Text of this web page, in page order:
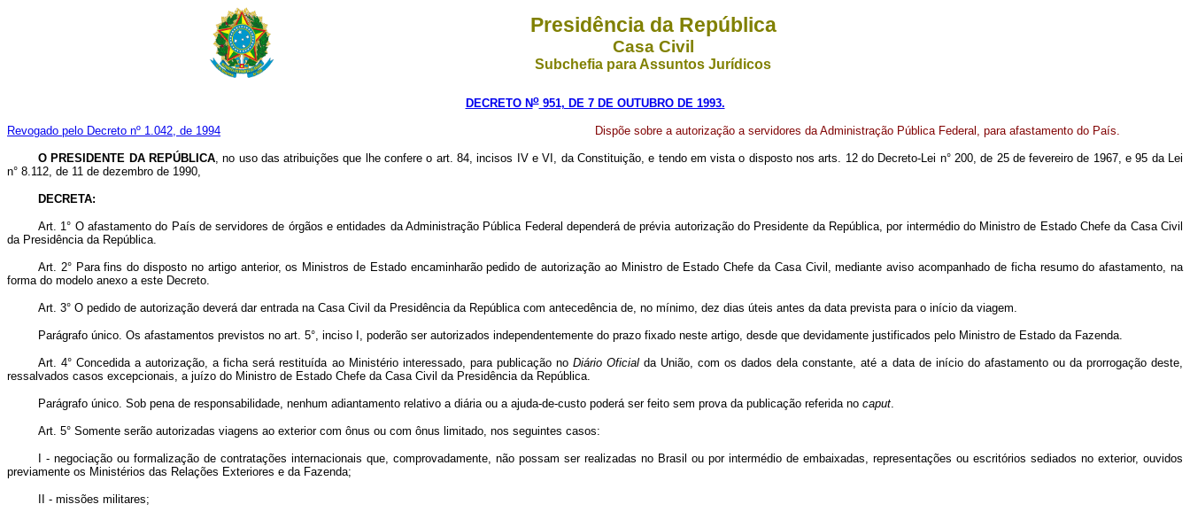
Presidência da República
Casa Civil
Subchefia para Assuntos Jurídicos
DECRETO No951, DE 7 DE OUTUBRO DE 1993.
Revogado pelo Decreto nº 1.042, de 1994 Dispõe sobre a autorização a servidores da Administração Pública Federal, para afastamento do País.
O PRESIDENTE DA REPÚBLICA, no uso das atribuições que lhe confere o art. 84, incisos IV e VI, da Constituição, e tendo em vista o disposto nos arts. 12 do Decreto-Lei n° 200, de 25 de fevereiro de 1967, e 95 da Lei
n° 8.112, de 11 de dezembro de 1990,
DECRETA:
Art. 1° O afastamento do País de servidores de órgãos e entidades da Administração Pública Federal dependerá de prévia autorização do Presidente da República, por intermédio do Ministro de Estado Chefe da Casa Civil
da Presidência da República.
Art. 2° Para fins do disposto no artigo anterior, os Ministros de Estado encaminharão pedido de autorização ao Ministro de Estado Chefe da Casa Civil, mediante aviso acompanhado de ficha resumo do afastamento, na
forma do modelo anexo a este Decreto.
Art. 3° O pedido de autorização deverá dar entrada na Casa Civil da Presidência da República com antecedência de, no mínimo, dez dias úteis antes da data prevista para o início da viagem.
Parágrafo único. Os afastamentos previstos no art. 5°, inciso I, poderão ser autorizados independentemente do prazo fixado neste artigo, desde que devidamente justificados pelo Ministro de Estado da Fazenda.
Art. 4° Concedida a autorização, a ficha será restituída ao Ministério interessado, para publicação no Diário Oficialda União, com os dados dela constante, até a data de início do afastamento ou da prorrogação deste,
ressalvados casos excepcionais, a juízo do Ministro de Estado Chefe da Casa Civil da Presidência da República.
Parágrafo único. Sob pena de responsabilidade, nenhum adiantamento relativo a diária ou a ajuda-de-custo poderá ser feito sem prova da publicação referida no caput.
Art. 5° Somente serão autorizadas viagens ao exterior com ônus ou com ônus limitado, nos seguintes casos:
I - negociação ou formalização de contratações internacionais que, comprovadamente, não possam ser realizadas no Brasil ou por intermédio de embaixadas, representações ou escritórios sediados no exterior, ouvidos
previamente os Ministérios das Relações Exteriores e da Fazenda;
II - missões militares;